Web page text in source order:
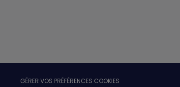
GÉRER VOS PRÉFÉRENCES COOKIES